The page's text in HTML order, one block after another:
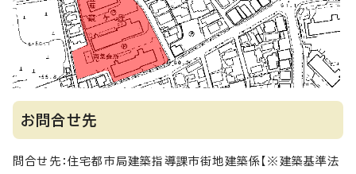
お問合せ先
問合せ先：住宅都市局建築指導課市街地建築係【※建築基準法